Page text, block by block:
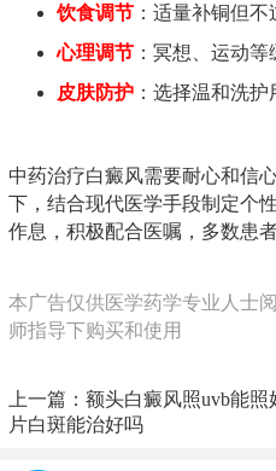
饮食调节 ：适量补铜但
心理调节 ：冥想、运动
皮肤防护 ：选择温和洗
中药治疗白癜风需要耐心和信
下，结合现代医学手段制定个
作息，积极配合医嘱，多数患
本广告仅供医学药学专业人士
师指导下购买和使用
上一篇： 额头白癜风照uvb能照
片白斑能治好吗